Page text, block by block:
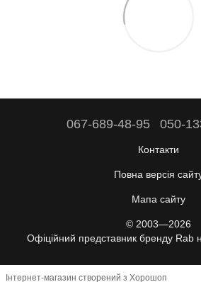
067-689-48-95 050-
Контакти
Повна версія
Мапа сайту
© 2003—2026
Офіційний представник бренду Rab
Інтернет-магазин створений з Хорошоп